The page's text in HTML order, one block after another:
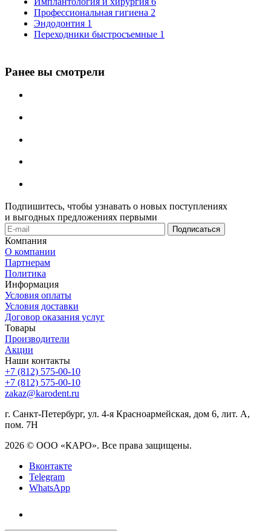
Профессиональная гигиена 2
Эндодонтия 1
Переходники быстросъемные 1
Ранее вы смотрели
Подпишитесь, чтобы узнавать о новых поступлениях
и выгодных предложениях первыми
Компания
О компании
Партнерам
Политика
Информация
Условия оплаты
Условия доставки
Договор оказания услуг
Товары
Производители
Акции
Наши контакты
+7 (812) 575-00-10
+7 (812) 575-00-10
zakaz@karodent.ru
г. Санкт-Петербург, ул. 4-я Красноармейская, дом 6, лит. А,
пом. 7Н
2026 © ООО «КАРО». Все права защищены.
Вконтакте
Telegram
WhatsApp